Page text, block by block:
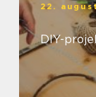
22.
DIY-